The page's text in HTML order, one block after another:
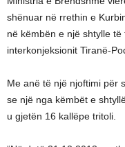
shënuar në rrethin e
në këmbën e një shtylle
interkonjeksionit Tiranë-
Me anë të një njoftimi për
se një nga këmbët e
u gjetën 16 kallëpe tritoli.